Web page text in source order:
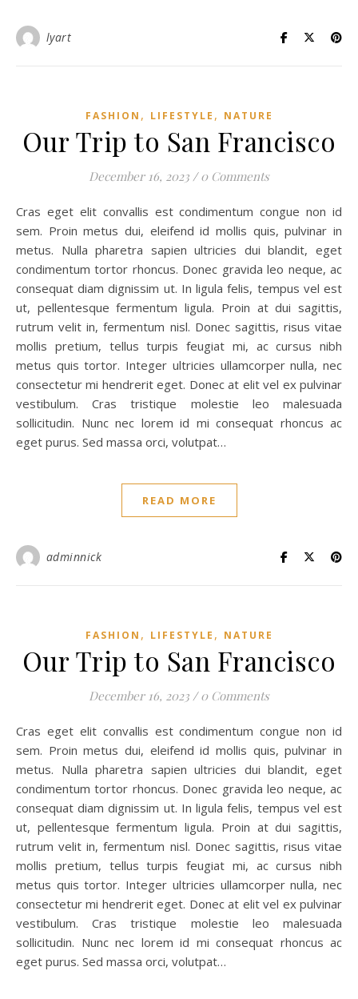
lyart
FASHION , LIFESTYLE , NATURE
Our Trip to San Francisco
December 16, 2023 / 0 Comments
Cras eget elit convallis est condimentum congue non id
sem. Proin metus dui, eleifend id mollis quis, pulvinar in
metus. Nulla pharetra sapien ultricies dui blandit, eget
condimentum tortor rhoncus. Donec gravida leo neque, ac
consequat diam dignissim ut. In ligula felis, tempus vel est
ut, pellentesque fermentum ligula. Proin at dui sagittis,
rutrum velit in, fermentum nisl. Donec sagittis, risus vitae
mollis pretium, tellus turpis feugiat mi, ac cursus nibh
metus quis tortor. Integer ultricies ullamcorper nulla, nec
consectetur mi hendrerit eget. Donec at elit vel ex pulvinar
vestibulum. Cras tristique molestie leo malesuada
sollicitudin. Nunc nec lorem id mi consequat rhoncus ac
eget purus. Sed massa orci, volutpat…
READ MORE
adminnick
FASHION , LIFESTYLE , NATURE
Our Trip to San Francisco
December 16, 2023 / 0 Comments
Cras eget elit convallis est condimentum congue non id
sem. Proin metus dui, eleifend id mollis quis, pulvinar in
metus. Nulla pharetra sapien ultricies dui blandit, eget
condimentum tortor rhoncus. Donec gravida leo neque, ac
consequat diam dignissim ut. In ligula felis, tempus vel est
ut, pellentesque fermentum ligula. Proin at dui sagittis,
rutrum velit in, fermentum nisl. Donec sagittis, risus vitae
mollis pretium, tellus turpis feugiat mi, ac cursus nibh
metus quis tortor. Integer ultricies ullamcorper nulla, nec
consectetur mi hendrerit eget. Donec at elit vel ex pulvinar
vestibulum. Cras tristique molestie leo malesuada
sollicitudin. Nunc nec lorem id mi consequat rhoncus ac
eget purus. Sed massa orci, volutpat…